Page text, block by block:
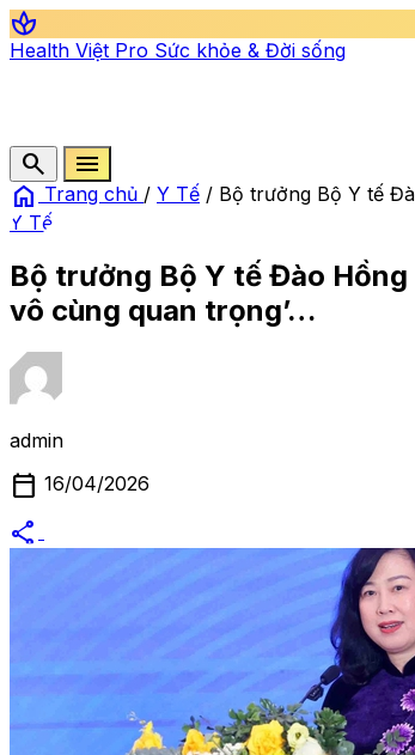
spa
Health Việt Pro Sức khỏe & Đời sống
search
menu
home Trang chủ / Y Tế / Bộ trưởng Bộ Y tế
Y Tế
Bộ trưởng Bộ Y tế Đào Hồng
vô cùng quan trọng’…
admin
calendar_today 16/04/2026
share